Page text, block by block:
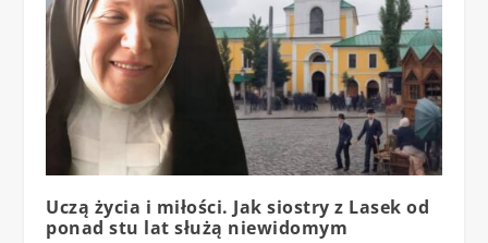
Uczą życia i miłości. Jak siostry z Lasek od
ponad stu lat służą niewidomym